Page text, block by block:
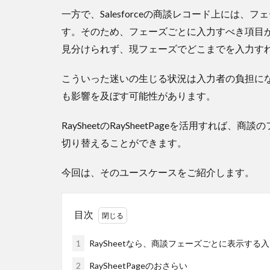
一方で、Salesforceの商談レコード上には、フ
す。そのため、フェーズごとに入力すべき項
見分けられず、現フェーズでどこまでを入力
こういった迷いの生じる状況は入力者の負担
も影響を及ぼす可能性があります。
RaySheetのRaySheetPageを活用すれば、商談
切り替えることができます。
今回は、そのユースケースをご紹介します。
目次
1 RaySheetなら、商談フェーズごとに表示する
2 RaySheetPageのおさらい